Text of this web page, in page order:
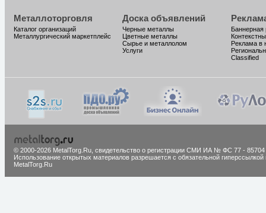
Металлоторговля
Каталог организаций
Металлургический маркетплейс
Доска объявлений
Черные металлы
Цветные металлы
Сырье и металлолом
Услуги
Баннерная
Реклама в
Classified
© 2000-2026 MetalTorg.Ru, cвидетельство о регистрации СМИ ИА № ФС 77 - 85704
Использование открытых материалов разрешается с обязательной гиперссылкой
MetalTorg.Ru